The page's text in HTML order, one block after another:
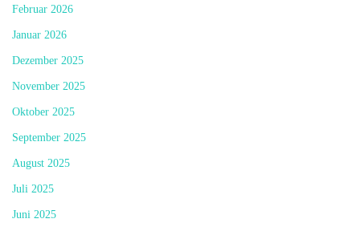
Februar 2026
Januar 2026
Dezember 2025
November 2025
Oktober 2025
September 2025
August 2025
Juli 2025
Juni 2025